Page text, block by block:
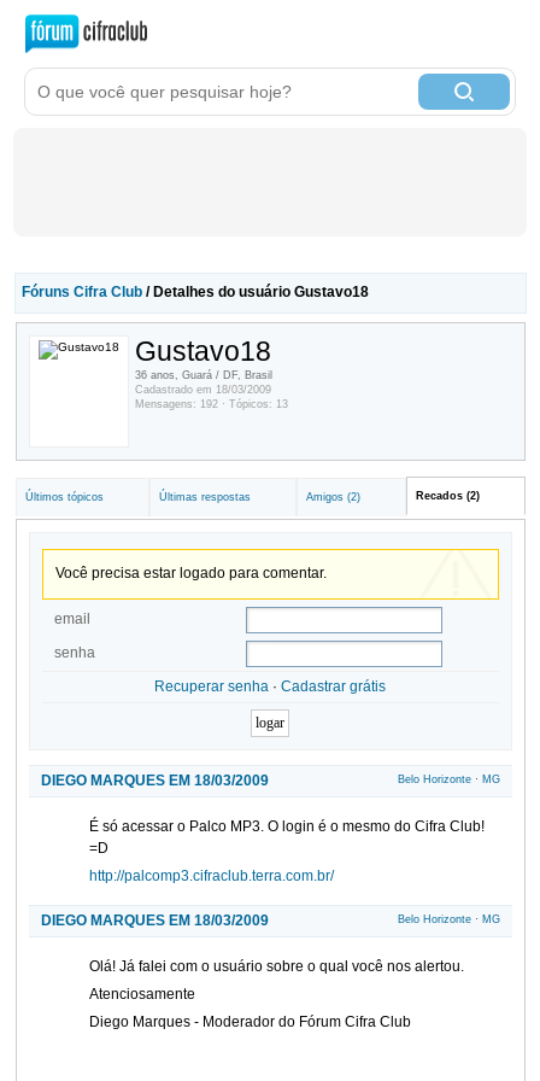
Fóruns Cifra Club/ Detalhes do usuário Gustavo18
Gustavo18
36 anos, Guará / DF, Brasil
Cadastrado em 18/03/2009
Mensagens: 192 · Tópicos: 13
Últimos tópicos Últimas respostas Amigos (2) Recados (2)
Você precisa estar logado para comentar.
email
senha
Recuperar senha · Cadastrar grátis
DIEGO MARQUES EM 18/03/2009 Belo Horizonte· MG
É só acessar o Palco MP3. O login é o mesmo do Cifra Club!
=D
http://palcomp3.cifraclub.terra.com.br/
DIEGO MARQUES EM 18/03/2009 Belo Horizonte· MG
Olá! Já falei com o usuário sobre o qual você nos alertou.
Atenciosamente
Diego Marques - Moderador do Fórum Cifra Club